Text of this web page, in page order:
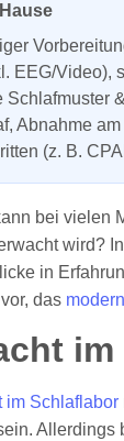
EEG/
Abnahme
(z. B.
bei
wird?
in
vor, das
im Schlaflabor